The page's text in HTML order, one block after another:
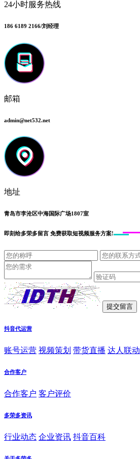
24小时服务热线
186 6189 2166/刘经理
邮箱
admin@net532.net
地址
青岛市李沧区中海国际广场1807室
即刻给多荣多留言 免费获取短视频服务方案!
抖音代运营
账号运营 视频策划 带货直播 达人联动
合作客户
合作客户 客户评价
多荣多资讯
行业动态 企业资讯 抖音百科